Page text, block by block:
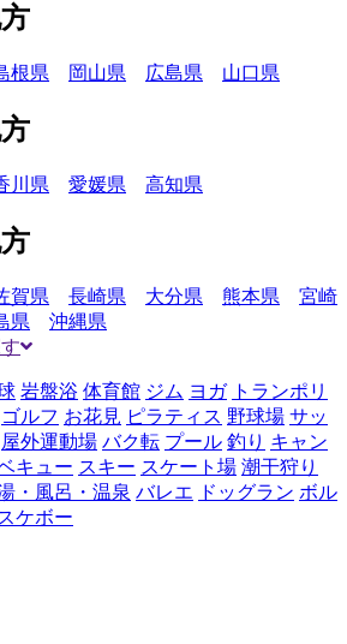
根県 岡山県 広島県 山口県
川県 愛媛県 高知県
賀県 長崎県 大分県 熊本県
宮崎
県
沖縄県
岩盤浴 体育館 ジム ヨガ トランポリ
ゴルフ お花見 ピラティス 野球場 サッ
屋外運動場 バク転 プール 釣り キャン
キュー スキー スケート場 潮干狩り
・風呂・温泉 バレエ ドッグラン ボル
スケボー